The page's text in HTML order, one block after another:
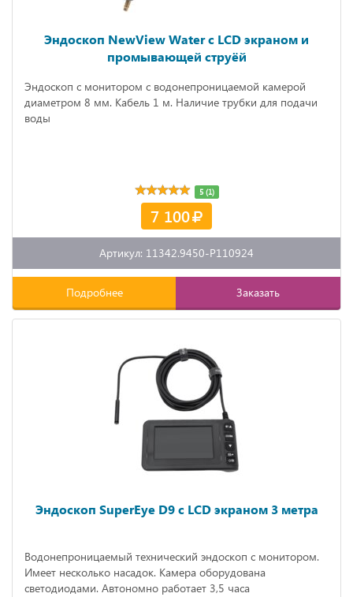
Эндоскоп NewView Water с LCD экраном и
промывающей струёй
Эндоскоп с монитором с водонепроницаемой камерой
диаметром 8 мм. Кабель 1 м. Наличие трубки для подачи
воды
5 (1)
7 100
Артикул: 11342.9450-P110924
Подробнее Заказать
Эндоскоп SuperEye D9 с LCD экраном 3 метра
Водонепроницаемый технический эндоскоп с монитором.
Имеет несколько насадок. Камера оборудована
светодиодами. Автономно работает 3,5 часа